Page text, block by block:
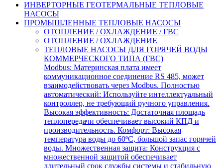
ИНВЕРТОРНЫЕ ГЕОТЕРМАЛЬНЫЕ ТЕПЛОВЫЕ
НАСОСЫ
ПРОМЫШЛЕННЫЕ ТЕПЛОВЫЕ НАСОСЫ
ОТОПЛЕНИЕ / ОХЛАЖДЕНИЕ / ГВС
ОТОПЛЕНИЕ / ОХЛАЖДЕНИЕ
ТЕПЛОВЫЕ НАСОСЫ ДЛЯ ГОРЯЧЕЙ ВОДЫ
КОММЕРЧЕСКОГО ТИПА (ГВС)
Modbus: Материнская плата имеет
коммуникационное соединение RS 485, может
взаимодействовать через Modbus. Полностью
автоматический: Используйте интеллектуальный
контроллер, не требующий ручного управления.
Высокая эффективность: Достаточная площадь
теплопередачи обеспечивает высокий КПД и
производительность. Комфорт: Высокая
температура воды до 60ºC, большой запас горячей
воды. Множественная защита: Конструкция с
множественной защитой обеспечивает
длительный срок службы системы и стабильную